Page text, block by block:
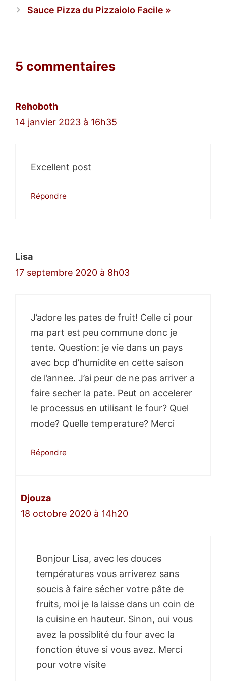
Sauce Pizza du Pizzaiolo Facile
5 commentaires
Rehoboth
14 janvier 2023 à 16h35
Excellent post
Répondre
Lisa
17 septembre 2020 à 8h03
J’adore les pates de fruit! Celle ci pour
ma part est peu commune donc je
tente. Question: je vie dans un pays
avec bcp d’humidite en cette saison
de l’annee. J’ai peur de ne pas arriver a
faire secher la pate. Peut on accelerer
le processus en utilisant le four? Quel
mode? Quelle temperature? Merci
Répondre
Djouza
18 octobre 2020 à 14h20
Bonjour Lisa, avec les douces
températures vous arriverez sans
soucis à faire sécher votre pâte de
fruits, moi je la laisse dans un coin de
la cuisine en hauteur. Sinon, oui vous
avez la possiblité du four avec la
fonction étuve si vous avez. Merci
pour votre visite